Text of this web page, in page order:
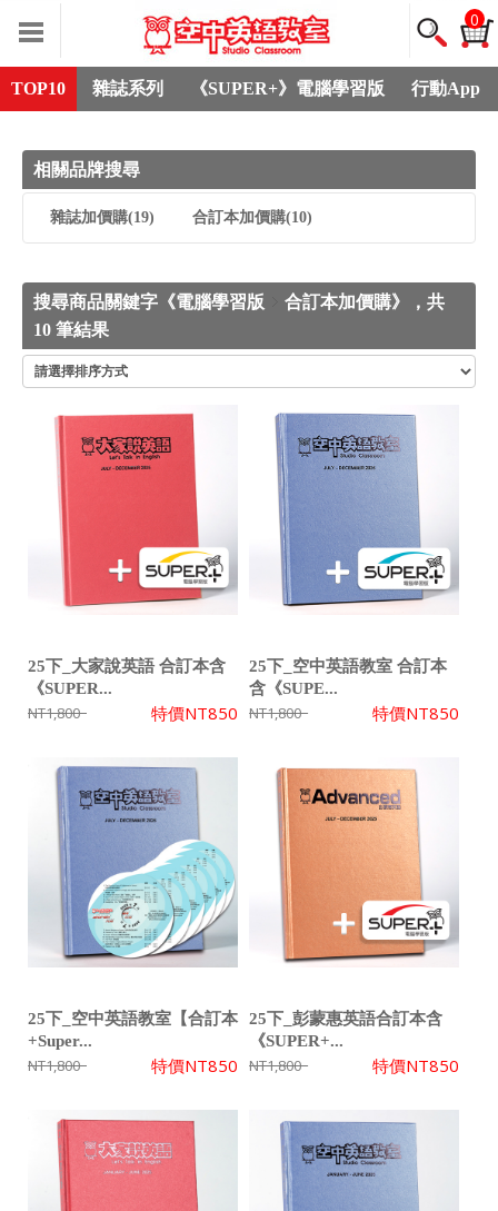
0
TOP10 雜誌系列 《SUPER+》電腦學習版 行動App
相關品牌搜尋
雜誌加價購(19) 合訂本加價購(10)
搜尋商品關鍵字《電腦學習版
合訂本加價購》，共
10 筆結果
25下_大家說英語 合訂本含
《SUPER...
NT1,800 特價NT850
25下_空中英語教室 合訂本
含《SUPE...
NT1,800 特價NT850
25下_空中英語教室【合訂本
+Super...
NT1,800 特價NT850
25下_彭蒙惠英語合訂本含
《SUPER+...
NT1,800 特價NT850